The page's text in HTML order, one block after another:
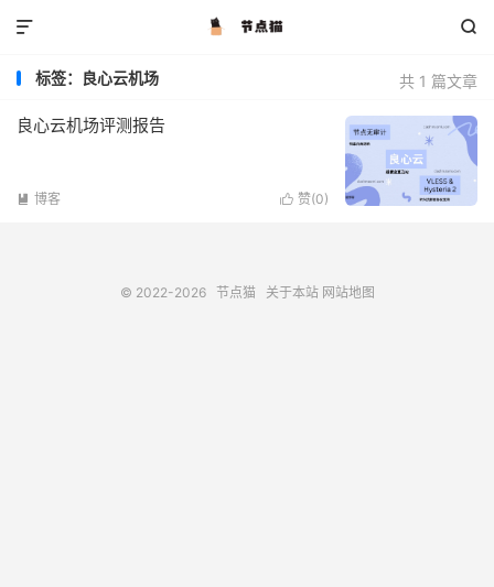


共 1 篇文章
标签：良心云机场
良心云机场评测报告
 赞(0)
 博客
© 2022-2026 节点猫 关于本站 网站地图